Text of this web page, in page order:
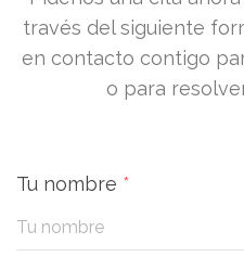
través del siguiente
en contacto contigo
o para
Tu nombre *